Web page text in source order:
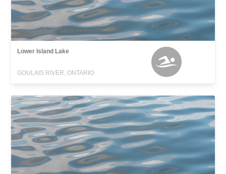
Lower Island Lake
GOULAIS RIVER, ONTARIO